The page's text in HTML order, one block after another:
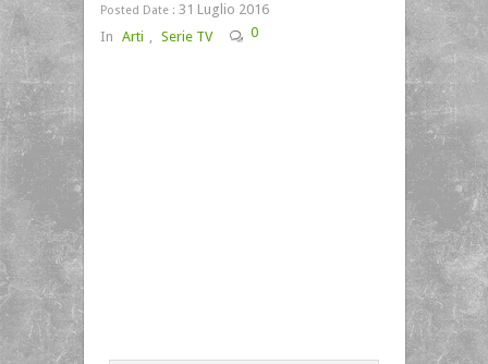
Posted Date : 31 Luglio 2016
In Arti , Serie TV 0